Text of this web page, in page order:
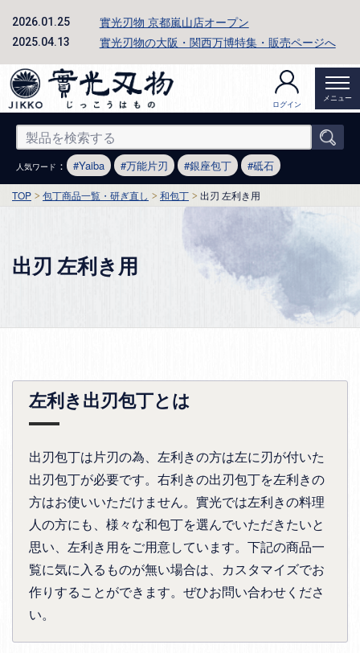
2026.01.25 實光刃物 京都嵐山店オープン
2025.04.13 實光刃物の大阪・関西万博特集・販売ページへ
ログイン
メニュー
人気ワード ： Yaiba 万能片刃 銀座包丁 砥石
TOP 包丁商品一覧・研ぎ直し 和包丁 出刃 左利き用
出刃 左利き用
左利き出刃包丁とは
出刃包丁は片刃の為、左利きの方は左に刃が付いた
出刃包丁が必要です。右利きの出刃包丁を左利きの
方はお使いいただけません。實光では左利きの料理
人の方にも、様々な和包丁を選んでいただきたいと
思い、左利き用をご用意しています。下記の商品一
覧に気に入るものが無い場合は、カスタマイズでお
作りすることができます。ぜひお問い合わせくださ
い。